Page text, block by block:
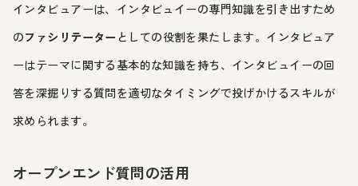
インタビュアーは、インタビュイーの専門知識を引き出すため
のファシリテーター としての役割を果たします。インタビュア
ーはテーマに関する基本的な知識を持ち、インタビュイーの回
答を深掘りする質問を適切なタイミングで投げかけるスキルが
求められます。
オープンエンド質問の活用